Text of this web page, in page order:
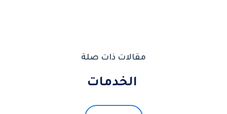
مقالات ذات صلة
الخدمات